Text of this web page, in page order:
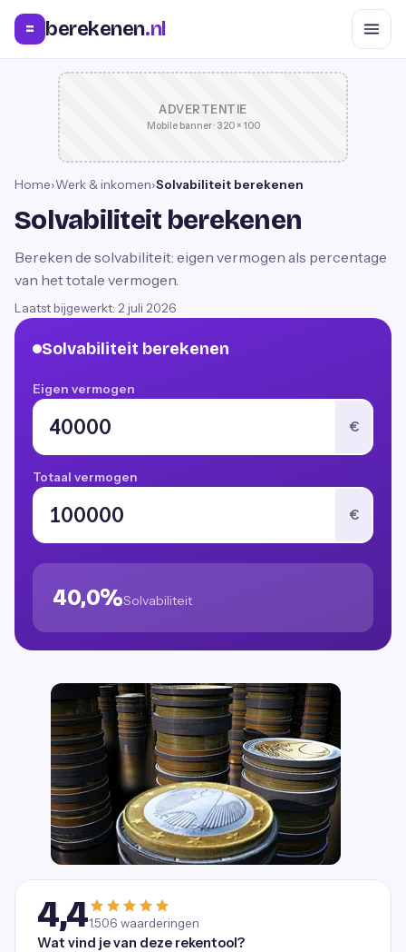
= berekenen.nl
ADVERTENTIE
Mobile banner · 320 × 100
Home›Werk & inkomen›Solvabiliteit berekenen
Solvabiliteit berekenen
Bereken de solvabiliteit: eigen vermogen als percentage
van het totale vermogen.
Laatst bijgewerkt: 2 juli 2026
Solvabiliteit berekenen
Eigen vermogen
€
Totaal vermogen
€
40,0%Solvabiliteit
4,41.506 waarderingen
Wat vind je van deze rekentool?